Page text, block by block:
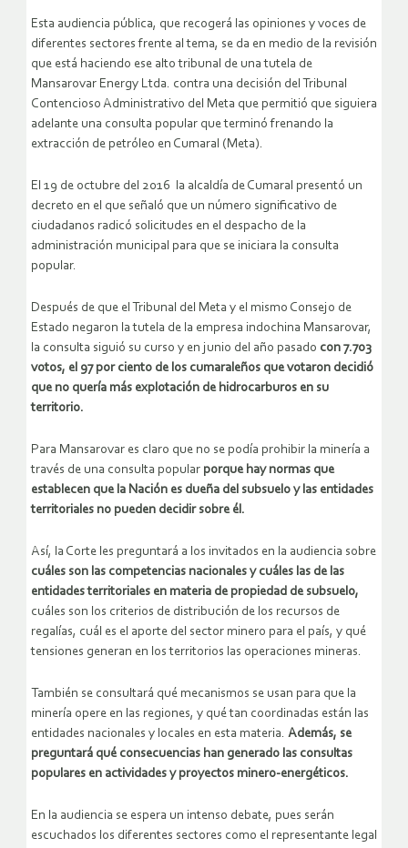
Esta audiencia pública, que recogerá las opiniones y voces de
diferentes sectores frente al tema, se da en medio de la revisión
que está haciendo ese alto tribunal de una tutela de
Mansarovar Energy Ltda. contra una decisión del Tribunal
Contencioso Administrativo del Meta que permitió que siguiera
adelante una consulta popular que terminó frenando la
extracción de petróleo en Cumaral (Meta).
El 19 de octubre del 2016 la alcaldía de Cumaral presentó un
decreto en el que señaló que un número significativo de
ciudadanos radicó solicitudes en el despacho de la
administración municipal para que se iniciara la consulta
popular.
Después de que el Tribunal del Meta y el mismo Consejo de
Estado negaron la tutela de la empresa indochina Mansarovar,
la consulta siguió su curso y en junio del año pasado con 7.703
votos, el 97 por ciento de los cumaraleños que votaron decidió
que no quería más explotación de hidrocarburos en su
territorio.
Para Mansarovar es claro que no se podía prohibir la minería a
través de una consulta popular porque hay normas que
establecen que la Nación es dueña del subsuelo y las entidades
territoriales no pueden decidir sobre él.
Así, la Corte les preguntará a los invitados en la audiencia sobre
cuáles son las competencias nacionales y cuáles las de las
entidades territoriales en materia de propiedad de subsuelo,
cuáles son los criterios de distribución de los recursos de
regalías, cuál es el aporte del sector minero para el país, y qué
tensiones generan en los territorios las operaciones mineras.
También se consultará qué mecanismos se usan para que la
minería opere en las regiones, y qué tan coordinadas están las
entidades nacionales y locales en esta materia. Además, se
preguntará qué consecuencias han generado las consultas
populares en actividades y proyectos minero-energéticos.
En la audiencia se espera un intenso debate, pues serán
escuchados los diferentes sectores como el representante legal